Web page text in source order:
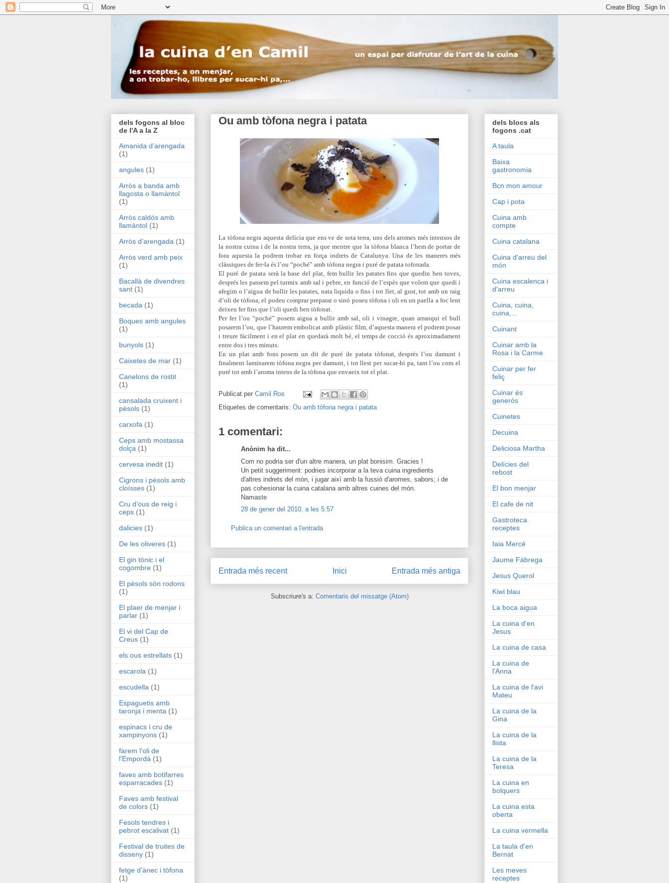
Ou amb tòfona negra i patata
La tòfona negra aquesta delícia que ens ve de sota terra, uns dels aromes més intensos de
la nostra cuina i de la nostra terra, ja que mentre que la tòfona blanca l’hem de portar de
fora aquesta la podrem trobar en força indrets de Catalunya. Una de les maneres més
clàssiques de fer-la és l’ou “poché” amb tòfona negra i puré de patata tofonada.
El puré de patata serà la base del plat, fem bullir les patates fins que quedin ben toves,
després les passem pel turmix amb sal i pebre, en funció de l’espès que volem que quedi i
afegim o l’aigua de bullir les patates, nata liquida o fins i tot llet, al gust, tot amb un raig
d’oli de tòfona, el podeu comprar preparat o sinó poseu tòfona i oli en un paella a foc lent
deixeu fer fins que l’oli quedi ben tòfonat.
Per fer l’ou “poché” posem aigua a bullir amb sal, oli i vinagre, quan arranqui el bull
posarem l’ou, que l’haurem embolicat amb plàstic film, d’aquesta manera el podrem posar
i treure fàcilment i en el plat en quedarà molt bé, el temps de cocció és aproximadament
entre dos i tres minuts.
En un plat amb fons posem un dit de puré de patata tòfonat, després l’ou damunt i
finalment laminarem tòfona negra per damunt, i tot llest per sucar-hi pa, tant l’ou com el
puré tot amb l’aroma intens de la tòfona que envaeix tot el plat.
Publicat per Camil Ros
Etiquetes de comentaris: Ou amb tòfona negra i patata
1 comentari:
Anònim ha dit...
Com no podria ser d'un altre manera, un plat bonisim. Gracies !
Un petit suggeriment: podries incorporar a la teva cuina ingredients
d'altres indrets del mòn, i jugar aixì amb la fussió d'aromes, sabors; i de
pas cohesionar la cuina catalana amb altres cuines del món.
Namaste
28 de gener del 2010, a les 5:57
Publica un comentari a l'entrada
Entrada més recent Entrada més antiga
Inici
Subscriure's a: Comentaris del missatge (Atom)
dels fogons al bloc
de l'A a la Z
Amanida d’arengada
(1)
angules (1)
Arròs a banda amb
llagosta o llamàntol
(1)
Arròs caldós amb
llamàntol (1)
Arròs d’arengada (1)
Arròs verd amb peix
(1)
Bacallà de divendres
sant (1)
becada (1)
Boques amb angules
(1)
bunyols (1)
Caixetes de mar (1)
Canelons de rostit
(1)
cansalada cruixent i
pèsols (1)
carxofa (1)
Ceps amb mostassa
dolça (1)
cervesa inedit (1)
Cigrons i pèsols amb
cloïsses (1)
Cru d’ous de reig i
ceps (1)
dalicies (1)
De les oliveres (1)
El gin tònic i el
cogombre (1)
El pèsols són rodons
(1)
El plaer de menjar i
parlar (1)
El vi del Cap de
Creus (1)
els ous estrellats (1)
escarola (1)
escudella (1)
Espaguetis amb
taronja i menta (1)
espinacs i cru de
xampinyons (1)
farem l’oli de
l’Empordà (1)
faves amb botifarres
esparracades (1)
Faves amb festival
de colors (1)
Fesols tendres i
pebrot escalivat (1)
Festival de truites de
disseny (1)
fetge d’ànec i tòfona
(1)
dels blocs als
fogons .cat
A taula
Baixa
gastronomia
Bcn mon amour
Cap i pota
Cuina amb
compte
Cuina catalana
Cuina d'arreu del
món
Cuina escalenca i
d'arreu
Cuina, cuina,
cuina,...
Cuinant
Cuinar amb la
Rosa i la Carme
Cuinar per fer
feliç
Cuinar és
generós
Cuinetes
Decuina
Deliciosa Martha
Delícies del
rebost
El bon menjar
El cafe de nit
Gastroteca
receptes
Iaia Mercè
Jaume Fàbrega
Jesus Querol
Kiwi blau
La boca aigua
La cuina d'en
Jesus
La cuina de casa
La cuina de
l'Anna
La cuina de l'avi
Mateu
La cuina de la
Gina
La cuina de la
llista
La cuina de la
Teresa
La cuina en
bolquers
La cuina esta
oberta
La cuina vermella
La taula d'en
Bernat
Les meves
receptes